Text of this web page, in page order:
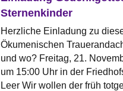
Sternenkinder
Herzliche Einladung zu
Ökumenischen
und wo? Freitag, 21.
um 15:00 Uhr in der
Leer Wir wollen der früh